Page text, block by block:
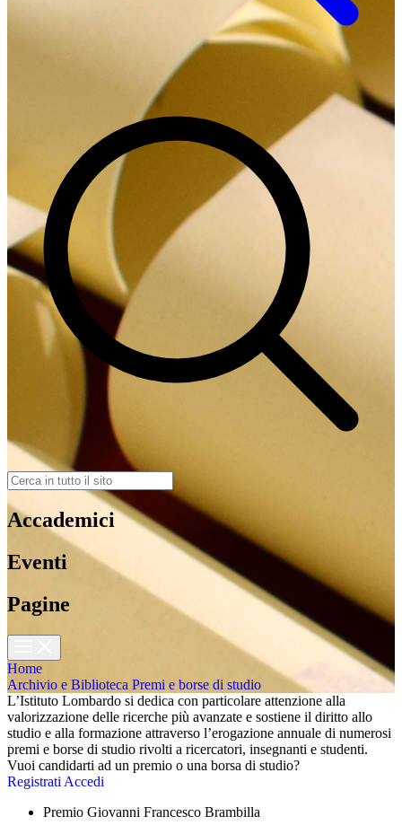
Accademici
Eventi
Pagine
Home
Archivio e Biblioteca Premi e borse di studio
L’Istituto Lombardo si dedica con particolare attenzione alla
valorizzazione delle ricerche più avanzate e sostiene il diritto allo
studio e alla formazione attraverso l’erogazione annuale di numerosi
premi e borse di studio rivolti a ricercatori, insegnanti e studenti.
Vuoi candidarti ad un premio o una borsa di studio?
Registrati Accedi
Premio Giovanni Francesco Brambilla